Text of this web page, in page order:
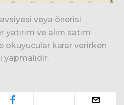
veya önerisi
ve alım satım
okuyucular karar verirken
yapmalıdır.